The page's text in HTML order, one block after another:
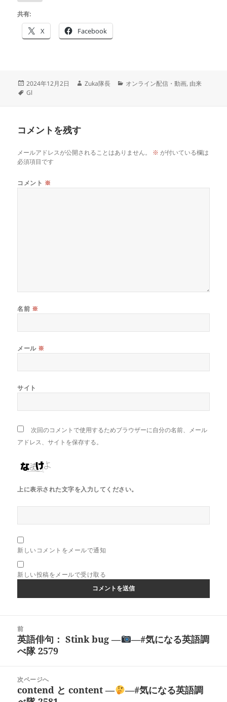
共有:
X Facebook
投
稿
2024年12月2日
作
Zuka隊長
カ
オンライン配信・動画, 由来
タ
Gl
コメントを残す
メールアドレスが公開されることはありません。 ※ が付いている欄は
必須項目です
コメント ※
名前 ※
メール ※
サイト
次回のコメントで使用するためブラウザーに自分の名前、メール
アドレス、サイトを保存する。
上に表示された文字を入力してください。
新しいコメントをメールで通知
新しい投稿をメールで受け取る
前
前
の
稿:
英語俳句： Stink bug ―
―#気になる英語調
べ隊 2579
次ページへ
次
contend と content ―
―#気になる英語調